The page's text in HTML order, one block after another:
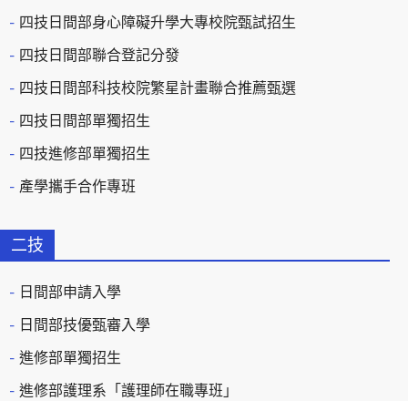
四技日間部身心障礙升學大專校院甄試招生
四技日間部聯合登記分發
四技日間部科技校院繁星計畫聯合推薦甄選
四技日間部單獨招生
四技進修部單獨招生
產學攜手合作專班
二技
日間部申請入學
日間部技優甄審入學
進修部單獨招生
進修部護理系「護理師在職專班」